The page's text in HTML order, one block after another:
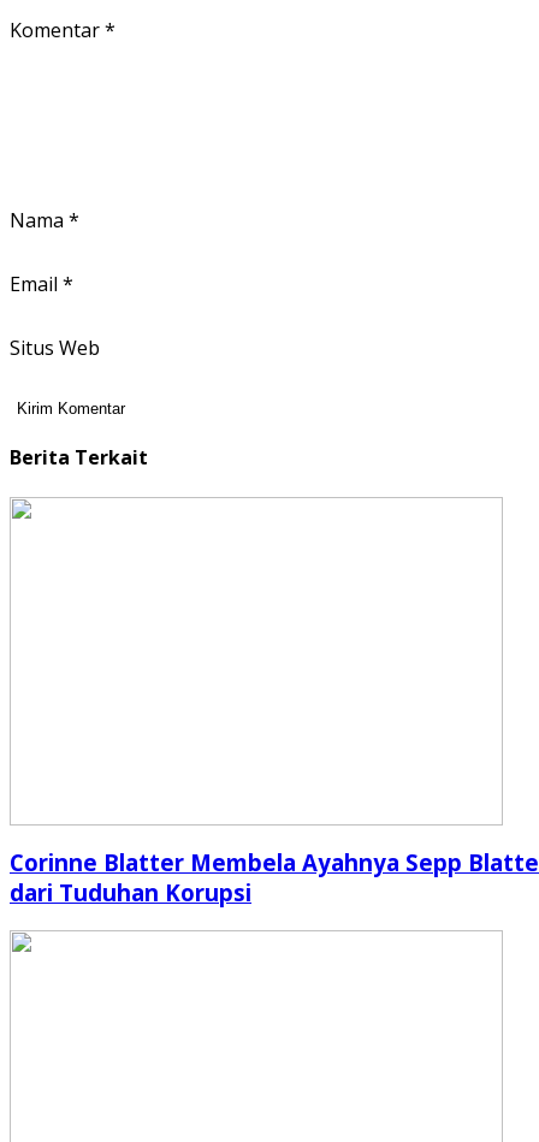
Komentar*
Nama *
Email *
Situs Web
Berita Terkait
Corinne Blatter Membela Ayahnya Sepp
dari Tuduhan Korupsi